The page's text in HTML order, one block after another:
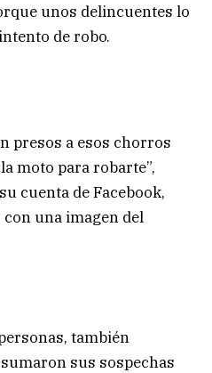
unos delincuentes lo
de robo.
presos a esos chorros
moto para robarte”,
cuenta de Facebook,
una imagen del
también
sus sospechas